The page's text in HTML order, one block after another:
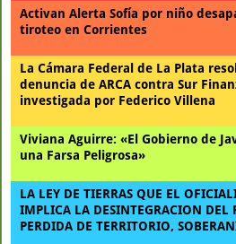
Activan Alerta Sofía por niño
tiroteo en Corrientes
La Cámara Federal de La Plata
denuncia de ARCA contra Sur
investigada por Federico Villena
Viviana Aguirre: «El Gobierno de
una Farsa Peligrosa»
LA LEY DE TIERRAS QUE EL
IMPLICA LA DESINTEGRACION DEL
PERDIDA DE TERRITORIO,